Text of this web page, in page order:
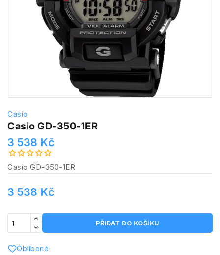
Casio
Casio GD-350-1ER
3 538 Kč
Casio GD-350-1ER
3 538 Kč
PŘIDAT DO KOŠÍKU
Oblíbené